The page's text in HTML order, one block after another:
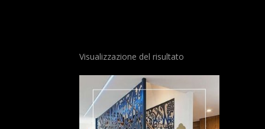
Visualizzazione del risultato